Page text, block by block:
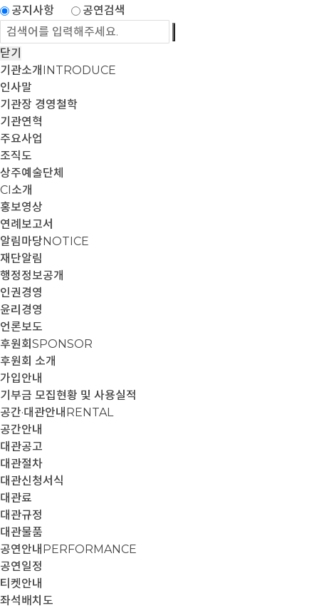
공지사항
공연검색
닫기
기관소개 INTRODUCE
인사말
기관장 경영철학
기관연혁
주요사업
조직도
상주예술단체
CI소개
홍보영상
연례보고서
알림마당NOTICE
재단알림
행정정보공개
인권경영
윤리경영
언론보도
후원회 SPONSOR
후원회 소개
가입안내
기부금 모집현황 및 사용실적
공간·대관안내 RENTAL
공간안내
대관공고
대관절차
대관신청서식
대관료
대관규정
대관물품
공연안내 PERFORMANCE
공연일정
티켓안내
좌석배치도